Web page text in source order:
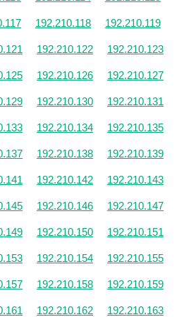
192.210.118 192.210.119
192.210.122 192.210.123
192.210.126 192.210.127
192.210.130 192.210.131
192.210.134 192.210.135
192.210.138 192.210.139
192.210.142 192.210.143
192.210.146 192.210.147
192.210.150 192.210.151
192.210.154 192.210.155
192.210.158 192.210.159
192.210.162 192.210.163